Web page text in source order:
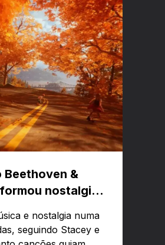
&
nostalgia
e nostalgia numa
seguindo Stacey e